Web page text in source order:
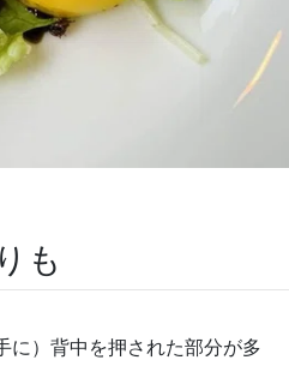
も
に）背中を押された部分が多